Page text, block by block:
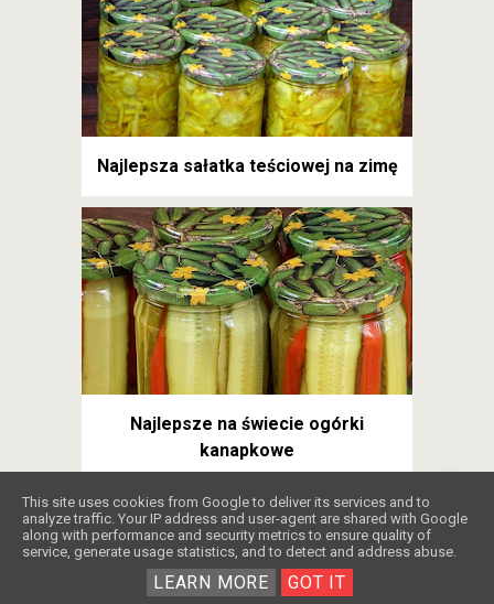
Najlepsza sałatka teściowej na zimę
Najlepsze na świecie ogórki
kanapkowe
This site uses cookies from Google to deliver its services and to
analyze traffic. Your IP address and user-agent are shared with Google
along with performance and security metrics to ensure quality of
service, generate usage statistics, and to detect and address abuse.
LEARN MORE GOT IT